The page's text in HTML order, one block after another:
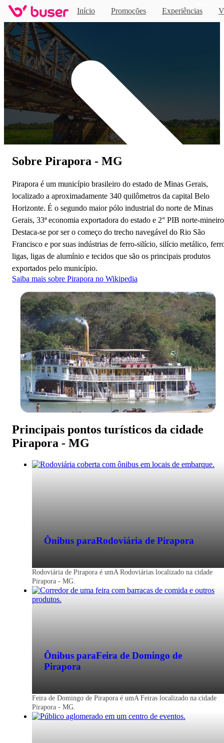
Início Promoções Experiências
Home
Destinos
Pirapora - MG
Passagem de ônibus para Pirapora - MG
Sobre Pirapora - MG
Pirapora é um município brasileiro do estado de Minas Gerais,
localizado a aproximadamente 340 quilômetros da capital Belo
Horizonte. É o segundo maior pólo industrial do norte de Minas
Gerais, 33ª economia exportadora do estado e 2° PIB norte-
Destaca-se por ser o começo do trecho navegável do Rio São
Francisco e por suas indústrias de ferro-silício, silício metálico,
ligas, ligas de alumínio e tecidos que são os principais produtos
exportados pelo município.
Saiba mais sobre Pirapora no Wikipedia
Principais pontos turísticos da cidade
Pirapora - MG
Ônibus paraRodoviária de Pirapora
Rodoviária de Pirapora é umA Rodoviárias localizado na cidade
Pirapora - MG.
Ônibus paraFeira de Domingo de
Pirapora
Feira de Domingo de Pirapora é umA Feiras localizado na cidade
Pirapora - MG.